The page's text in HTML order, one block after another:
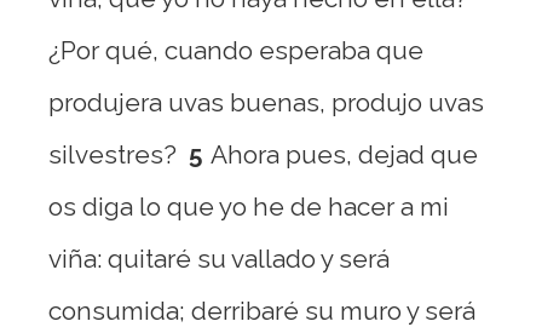
¿Por qué, cuando esperaba que
produjera uvas buenas, produjo uvas
silvestres? 5 Ahora pues, dejad que
os diga lo que yo he de hacer a mi
viña: quitaré su vallado y será
consumida; derribaré su muro y será